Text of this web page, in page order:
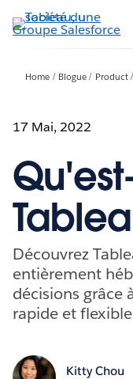
Aller
au
Home Blogue Product
17 Mai, 2022
Découvrez
entièrement
décisions grâce
rapide et
Kitty Chou